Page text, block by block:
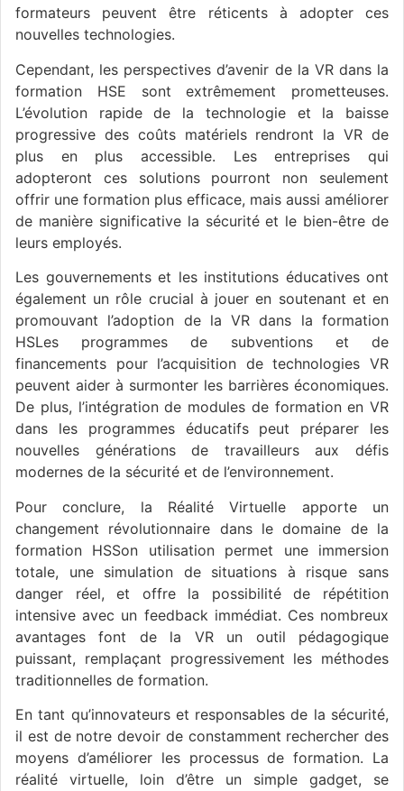
formateurs peuvent être réticents à adopter ces
nouvelles technologies.
Cependant, les perspectives d’avenir de la VR dans la
formation HSE sont extrêmement prometteuses.
L’évolution rapide de la technologie et la baisse
progressive des coûts matériels rendront la VR de
plus en plus accessible. Les entreprises qui
adopteront ces solutions pourront non seulement
offrir une formation plus efficace, mais aussi améliorer
de manière significative la sécurité et le bien-être de
leurs employés.
Les gouvernements et les institutions éducatives ont
également un rôle crucial à jouer en soutenant et en
promouvant l’adoption de la VR dans la formation
HSLes programmes de subventions et de
financements pour l’acquisition de technologies VR
peuvent aider à surmonter les barrières économiques.
De plus, l’intégration de modules de formation en VR
dans les programmes éducatifs peut préparer les
nouvelles générations de travailleurs aux défis
modernes de la sécurité et de l’environnement.
Pour conclure, la Réalité Virtuelle apporte un
changement révolutionnaire dans le domaine de la
formation HSSon utilisation permet une immersion
totale, une simulation de situations à risque sans
danger réel, et offre la possibilité de répétition
intensive avec un feedback immédiat. Ces nombreux
avantages font de la VR un outil pédagogique
puissant, remplaçant progressivement les méthodes
traditionnelles de formation.
En tant qu’innovateurs et responsables de la sécurité,
il est de notre devoir de constamment rechercher des
moyens d’améliorer les processus de formation. La
réalité virtuelle, loin d’être un simple gadget, se